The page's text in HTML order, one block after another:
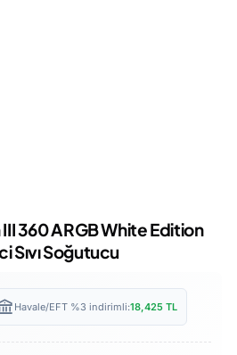
360 ARGB White Edition
Sıvı Soğutucu
Havale/EFT %3 indirimli:18,425TL